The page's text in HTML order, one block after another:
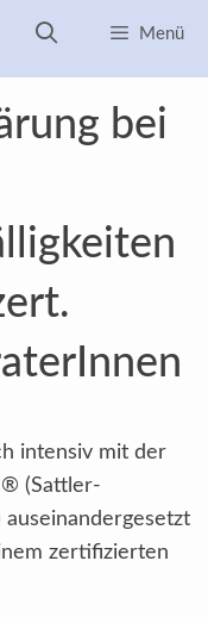
Menü
bei
intensiv mit der
(Sattler-
zertifizierten